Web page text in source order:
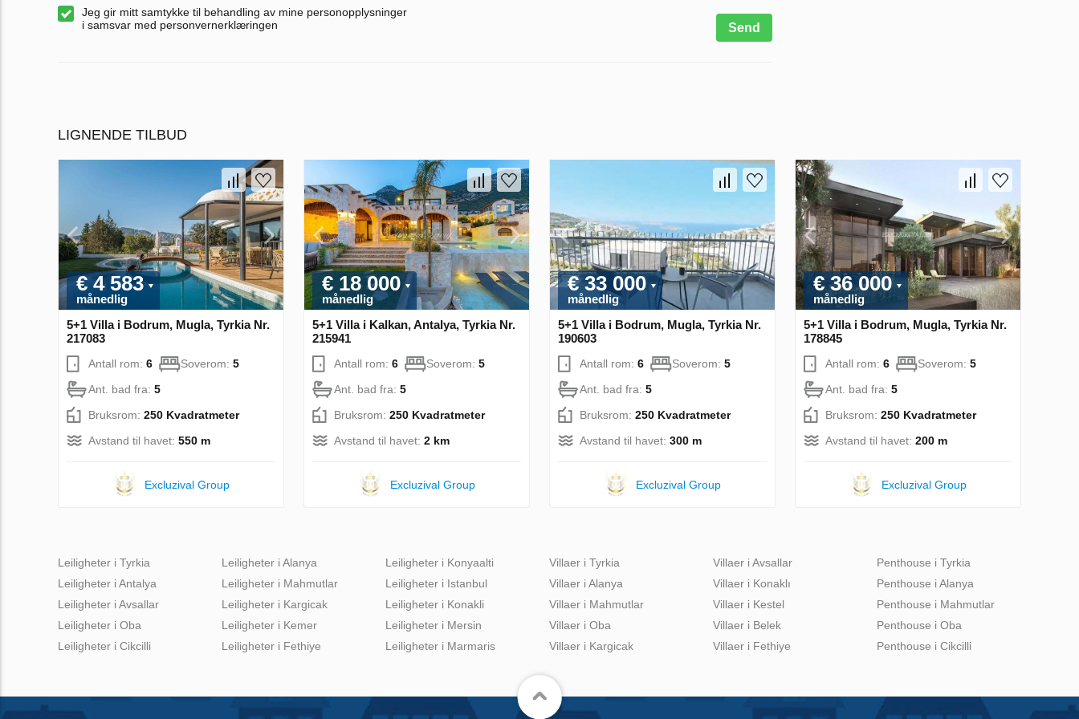
Jeg gir mitt samtykke til behandling av mine personopplysninger
i samsvar med personvernerklæringen
Send
LIGNENDE TILBUD
€ 4 583
månedlig
5+1 Villa i Bodrum, Mugla, Tyrkia Nr.
217083
Antall rom: 6 Soverom: 5
Ant. bad fra: 5
Bruksrom: 250 Kvadratmeter
Avstand til havet: 550 m
Excluzival Group
€ 18 000
månedlig
5+1 Villa i Kalkan, Antalya, Tyrkia Nr.
215941
Antall rom: 6 Soverom: 5
Ant. bad fra: 5
Bruksrom: 250 Kvadratmeter
Avstand til havet: 2 km
Excluzival Group
€ 33 000
månedlig
5+1 Villa i Bodrum, Mugla, Tyrkia Nr.
190603
Antall rom: 6 Soverom: 5
Ant. bad fra: 5
Bruksrom: 250 Kvadratmeter
Avstand til havet: 300 m
Excluzival Group
€ 36 000
månedlig
5+1 Villa i Bodrum, Mugla, Tyrkia Nr.
178845
Antall rom: 6 Soverom: 5
Ant. bad fra: 5
Bruksrom: 250 Kvadratmeter
Avstand til havet: 200 m
Excluzival Group
Leiligheter i Tyrkia
Leiligheter i Antalya
Leiligheter i Avsallar
Leiligheter i Oba
Leiligheter i Cikcilli
Leiligheter i Alanya
Leiligheter i Mahmutlar
Leiligheter i Kargicak
Leiligheter i Kemer
Leiligheter i Fethiye
Leiligheter i Konyaalti
Leiligheter i Istanbul
Leiligheter i Konakli
Leiligheter i Mersin
Leiligheter i Marmaris
Villaer i Tyrkia
Villaer i Alanya
Villaer i Mahmutlar
Villaer i Oba
Villaer i Kargicak
Villaer i Avsallar
Villaer i Konaklı
Villaer i Kestel
Villaer i Belek
Villaer i Fethiye
Penthouse i Tyrkia
Penthouse i Alanya
Penthouse i Mahmutlar
Penthouse i Oba
Penthouse i Cikcilli